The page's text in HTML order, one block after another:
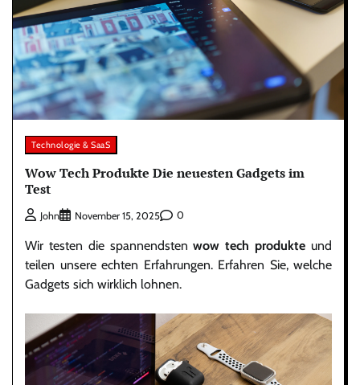
Technologie & SaaS
Wow Tech Produkte Die neuesten Gadgets im
Test
John November 15, 2025 0
Wir testen die spannendstenwow tech produkte und
teilen unsere echten Erfahrungen. Erfahren Sie, welche
Gadgets sich wirklich lohnen.